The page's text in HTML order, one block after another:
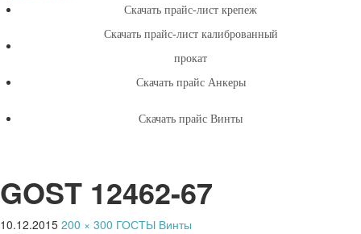
Скачать прайс-лист крепеж
Скачать прайс-лист калиброванный
прокат
Скачать прайс Анкеры
Скачать прайс Винты
GOST 12462-67
10.12.2015 200 × 300 ГОСТЫ Винты